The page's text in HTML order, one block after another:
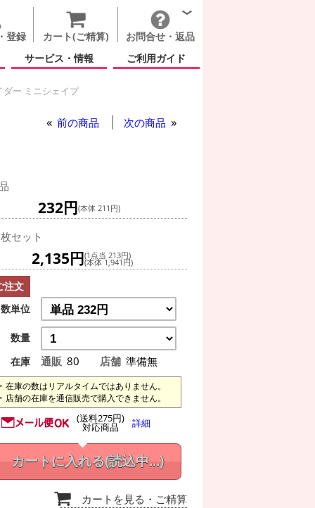
登録 カート(ご精算)
お問合せ・返品
サービス・情報
ご利用ガイド
ー ミニシェイプ
前の商品 次の商品
232円(本体 211円)
セット
2,135円(1点当 213円)
(本体 1,941円)
注文
数単位
数量
在庫
通販 80 店舗 準備無
在庫の数はリアルタイムではありません。
店舗の在庫を通信販売で購入できません。
(送料275円)
対応商品 詳細
カートに入れる(読込中...)
カートを見る ・ご精算